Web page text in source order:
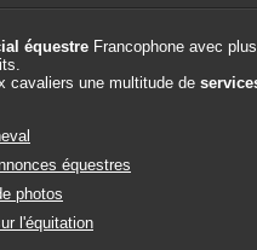
équestre Francophone avec
cavaliers une multitude de
équestres
photos
l'équitation